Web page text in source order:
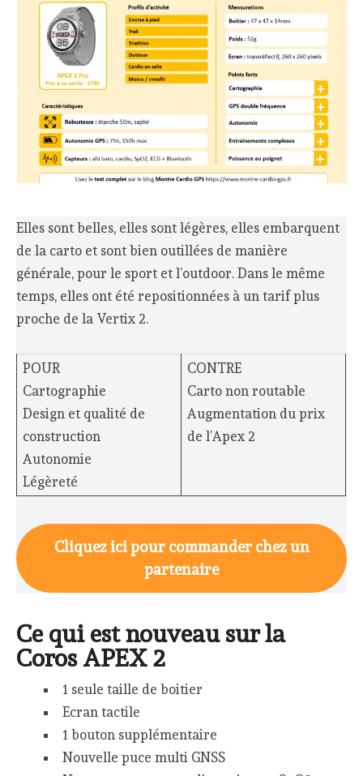
Elles sont belles, elles sont légères, elles embarquent
de la carto et sont bien outillées de manière
générale, pour le sport et l’outdoor. Dans le même
temps, elles ont été repositionnées à un tarif plus
proche de la Vertix 2.
POUR
Cartographie
Design et qualité de
construction
Autonomie
Légèreté
CONTRE
Carto non routable
Augmentation du prix
de l’Apex 2
Cliquez ici pour commander chez un
partenaire
Ce qui est nouveau sur la
Coros APEX 2
1 seule taille de boitier
Ecran tactile
1 bouton supplémentaire
Nouvelle puce multi GNSS